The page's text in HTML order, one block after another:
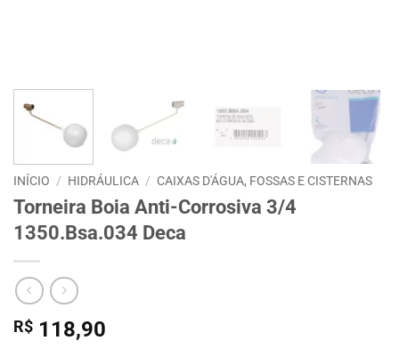
INÍCIO / HIDRÁULICA / CAIXAS D'ÁGUA, FOSSAS E CISTERNAS
Torneira Boia Anti-Corrosiva 3/4
1350.Bsa.034 Deca
R$ 118,90